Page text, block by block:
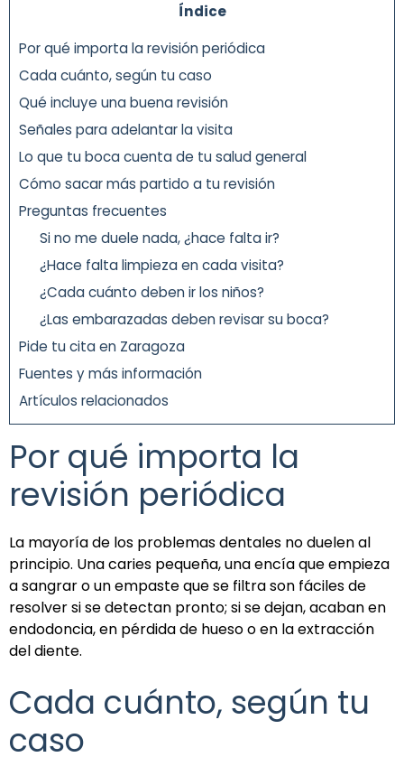
Índice
Por qué importa la revisión periódica
Cada cuánto, según tu caso
Qué incluye una buena revisión
Señales para adelantar la visita
Lo que tu boca cuenta de tu salud general
Cómo sacar más partido a tu revisión
Preguntas frecuentes
Si no me duele nada, ¿hace falta ir?
¿Hace falta limpieza en cada visita?
¿Cada cuánto deben ir los niños?
¿Las embarazadas deben revisar su boca?
Pide tu cita en Zaragoza
Fuentes y más información
Artículos relacionados
Por qué importa la
revisión periódica
La mayoría de los problemas dentales no duelen al
principio. Una caries pequeña, una encía que empieza
a sangrar o un empaste que se filtra son fáciles de
resolver si se detectan pronto; si se dejan, acaban en
endodoncia, en pérdida de hueso o en la extracción
del diente.
Cada cuánto, según tu
caso